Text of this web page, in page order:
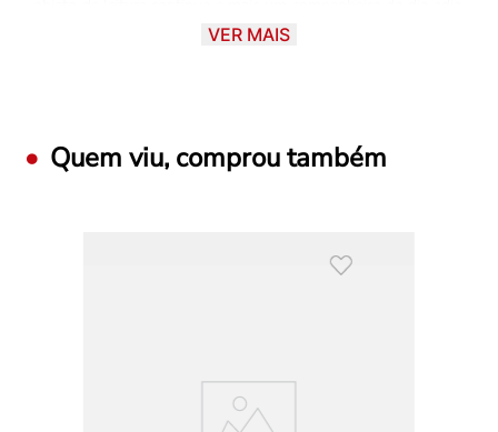
Para comemorar essa data tão especial, o livro de bolso mais
vendido do país volta agora em quatro novas versões com
VER MAIS
Quem viu, comprou também